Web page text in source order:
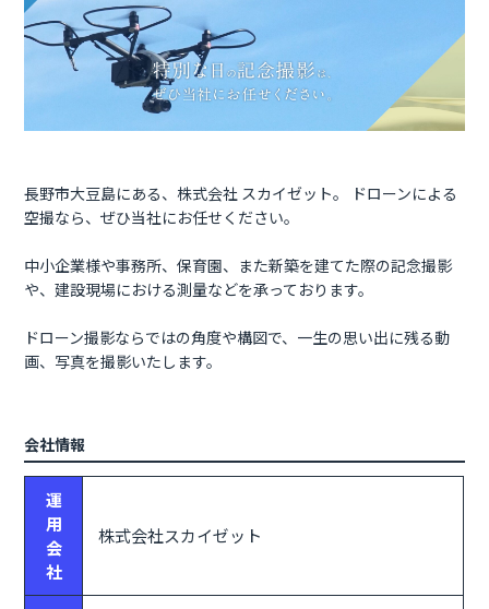
長野市大豆島にある、株式会社 スカイゼット。 ドローンによる
空撮なら、ぜひ当社にお任せください。
中小企業様や事務所、保育園、また新築を建てた際の記念撮影
や、建設現場における測量などを承っております。
ドローン撮影ならではの角度や構図で、一生の思い出に残る動
画、写真を撮影いたします。
会社情報
運
用
会
社
株式会社スカイゼット